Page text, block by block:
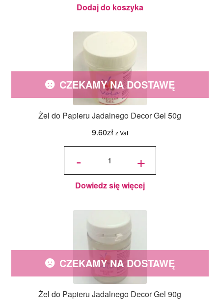
Dodaj do koszyka
Żel do Papieru Jadalnego Decor Gel 50g
9.60zł z Vat
CZEKAMY NA DOSTAWĘ
-
ilość Żel
Jadalnego
Decor Gel
50g +
Dowiedz się więcej
Żel do Papieru Jadalnego Decor Gel 90g
CZEKAMY NA DOSTAWĘ